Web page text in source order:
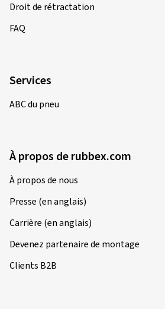
Droit de rétractation
FAQ
Services
ABC du pneu
À propos de rubbex.com
À propos de nous
Presse (en anglais)
Carrière (en anglais)
Devenez partenaire de montage
Clients B2B